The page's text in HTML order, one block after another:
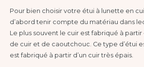
Pour bien choisir votre étui à lunette en
d’abord tenir compte du matériau dans
Le plus souvent le cuir est fabriqué à partir
de cuir et de caoutchouc. Ce type d’étui
est fabriqué à partir d’un cuir très épais.